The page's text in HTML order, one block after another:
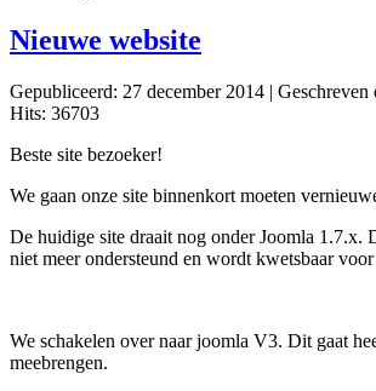
Nieuwe website
Gepubliceerd: 27 december 2014 | Geschreven
Hits: 36703
Beste site bezoeker!
We gaan onze site binnenkort moeten
De huidige site draait nog onder Joomla 1.7.x.
niet meer ondersteund en wordt kwetsbaar
We schakelen over naar joomla V3. Dit gaat
meebrengen.